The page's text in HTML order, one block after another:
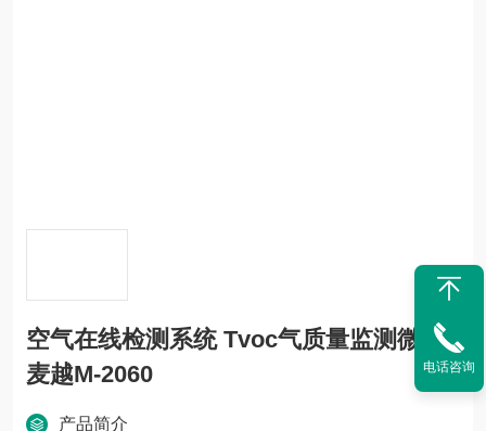
空气在线检测系统 Tvoc气质量监测微站
麦越M-2060
产品简介
电话咨询